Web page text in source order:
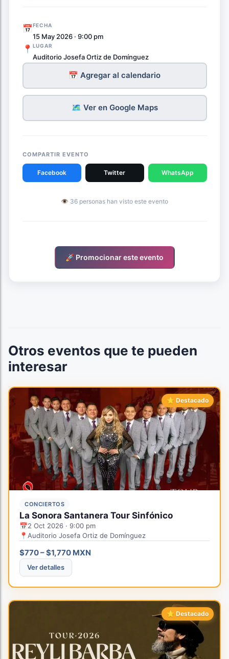
📅FECHA
15 May 2026 · 9:00 pm
📍 LUGAR
Auditorio Josefa Ortiz de Domínguez
📅 Agregar al calendario
🗺️ Ver en Google Maps
COMPARTIR EVENTO
Facebook Twitter WhatsApp
👁 36 personas han visto este evento
🚀 Promocionar este evento
Otros eventos que te pueden
interesar
⭐ Destacado
CONCIERTOS
La Sonora Santanera Tour Sinfónico
📅2 Oct 2026 · 9:00 pm
📍 Auditorio Josefa Ortiz de Domínguez
$770 – $1,770 MXN
Ver detalles
⭐ Destacado